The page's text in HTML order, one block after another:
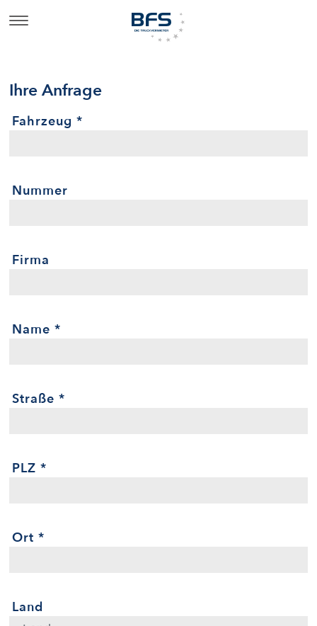
Ihre Anfrage
Fahrzeug *
Nummer
Firma
Name *
Straße *
PLZ *
Ort *
Land